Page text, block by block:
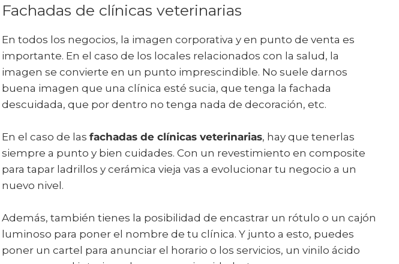
Fachadas de clínicas veterinarias
En todos los negocios, la imagen corporativa y en punto de venta es
importante. En el caso de los locales relacionados con la salud, la
imagen se convierte en un punto imprescindible. No suele darnos
buena imagen que una clínica esté sucia, que tenga la fachada
descuidada, que por dentro no tenga nada de decoración, etc.
En el caso de las fachadas de clínicas veterinarias, hay que tenerlas
siempre a punto y bien cuidades. Con un revestimiento en composite
para tapar ladrillos y cerámica vieja vas a evolucionar tu negocio a un
nuevo nivel.
Además, también tienes la posibilidad de encastrar un rótulo o un cajón
luminoso para poner el nombre de tu clínica. Y junto a esto, puedes
poner un cartel para anunciar el horario o los servicios, un vinilo ácido